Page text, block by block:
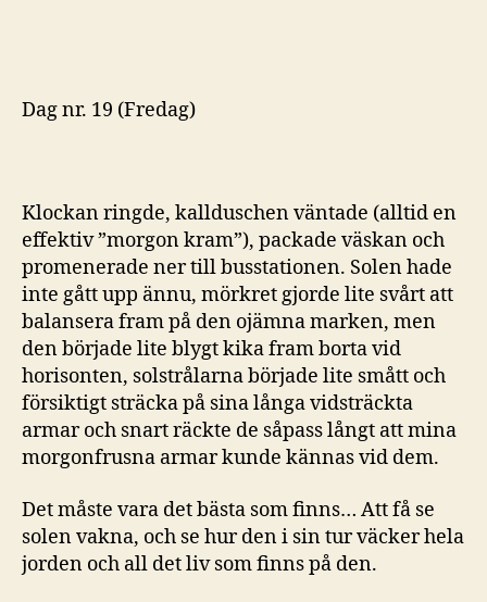
Dag nr. 19 (Fredag)
Klockan ringde, kallduschen väntade (alltid en
effektiv ”morgon kram”), packade väskan och
promenerade ner till busstationen. Solen hade
inte gått upp ännu, mörkret gjorde lite svårt att
balansera fram på den ojämna marken, men
den började lite blygt kika fram borta vid
horisonten, solstrålarna började lite smått och
försiktigt sträcka på sina långa vidsträckta
armar och snart räckte de såpass långt att mina
morgonfrusna armar kunde kännas vid dem.
Det måste vara det bästa som finns… Att få se
solen vakna, och se hur den i sin tur väcker hela
jorden och all det liv som finns på den.